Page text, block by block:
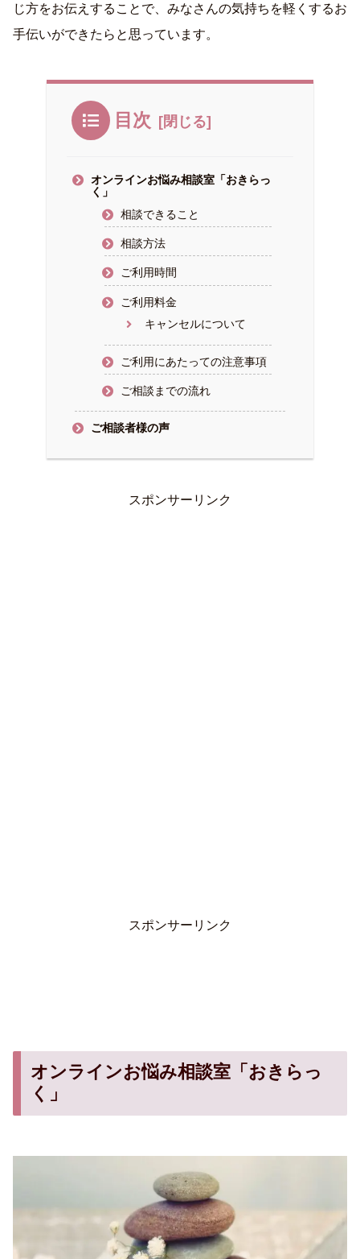
じ方をお伝えすることで、みなさんの気持ちを軽くするお
手伝いができたらと思っています。
目次
オンラインお悩み相談室「おきらっ
く」
相談できること
相談方法
ご利用時間
ご利用料金
キャンセルについて
ご利用にあたっての注意事項
ご相談までの流れ
ご相談者様の声
スポンサーリンク
スポンサーリンク
オンラインお悩み相談室「おきらっ
く」